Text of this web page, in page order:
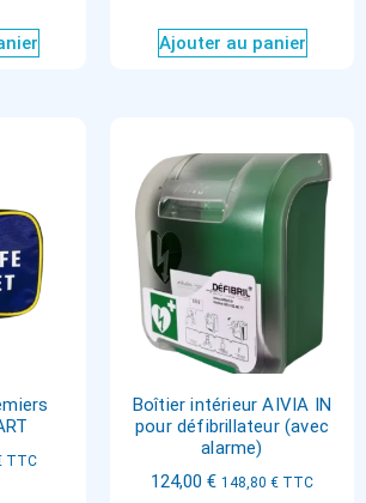
Ajouter au panier
TTC
Boîtier intérieur AIVIA IN
pour défibrillateur (avec
alarme)
124,00 € 148,80 € TTC